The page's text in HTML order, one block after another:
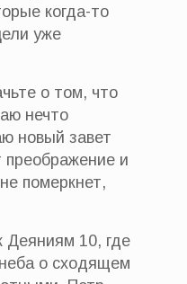
когда-то
уже
о том, что
нечто
новый завет
преображение и
померкнет,
Деяниям 10, где
о сходящем